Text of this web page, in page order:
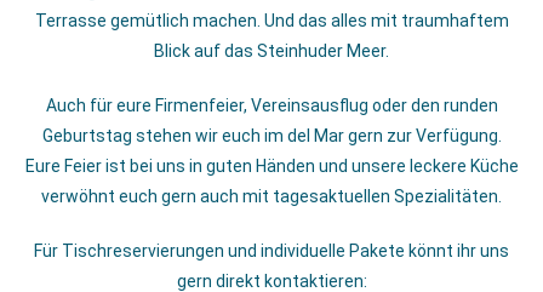
Terrasse gemütlich machen. Und das alles mit traumhaftem
Blick auf das Steinhuder Meer.
Auch für eure Firmenfeier, Vereinsausflug oder den runden
Geburtstag stehen wir euch im del Mar gern zur Verfügung.
Eure Feier ist bei uns in guten Händen und unsere leckere Küche
verwöhnt euch gern auch mit tagesaktuellen Spezialitäten.
Für Tischreservierungen und individuelle Pakete könnt ihr uns
gern direkt kontaktieren: